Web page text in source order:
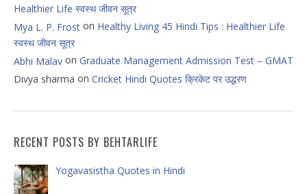
Healthier Life स्वस्थ जीवन सूत्र
Mya L. P. Frost on Healthy Living 45 Hindi Tips : Healthier Life
स्वस्थ जीवन सूत्र
Abhi Malav on Graduate Management Admission Test – GMAT
Divya sharma on Cricket Hindi Quotes क्रिकेट पर उद्धरण
RECENT POSTS BY BEHTARLIFE
Yogavasistha Quotes in Hindi